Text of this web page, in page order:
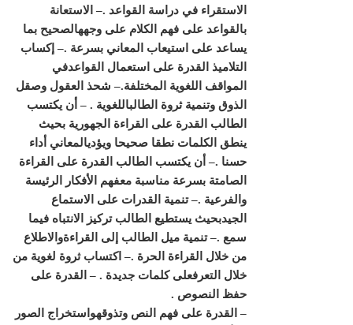
الاستقراء في دراسة القواعد .– الاستعانة
بالقواعد على فهم الكلام على وجههالصحيح بما
يساعد على استيعاب المعاني بسرعة .– إكساب
التلاميذ القدرة على استعمال القواعدفي
المواقف اللغوية المختلفة.– شحذ العقول وصقل
الذوق وتنمية ثروة الطالباللغوية . – أن يكتسب
الطالب القدرة على القراءة الجهورية بحيث
ينطق الكلمات نطقا صحيحا ويؤديالمعاني أداء
حسنا .– أن يكتسب الطالب القدرة على القراءة
الصامتة بسرعة مناسبة معفهم الأفكار الرئيسة
والفرعية .– تنمية القدرات على الاستماع
الجيدبحيث يستطيع الطالب تركيز الانتباه فيما
سمع .– تنمية ميل الطالب إلى القراءةوالاطلاع
من خلال القراءة الحرة .– اكتساب ثروة لغوية من
خلال التعرفعلى كلمات جديدة . – القدرة على
حفظ النصوص .
– القدرة على فهم النص وتذوقهواستخراج الصور